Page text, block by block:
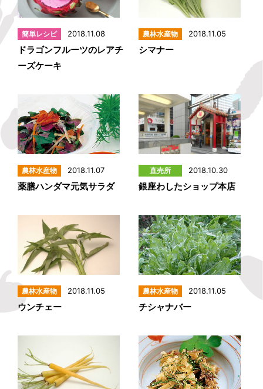
2018.11.08
ドラゴンフルーツのレアチ
ーズケーキ
2018.11.05
シマナー
2018.11.07
薬膳ハンダマ元気サラダ
2018.10.30
銀座わしたショップ本店
2018.11.05
ウンチェー
2018.11.05
チシャナバー